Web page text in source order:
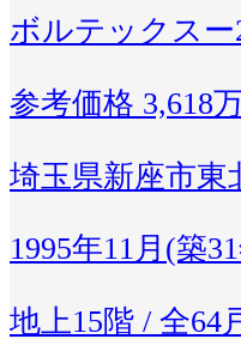
ボルテックスー
参考価格 3,618
埼玉県新座市東
1995年11月(築
地上15階 / 全64